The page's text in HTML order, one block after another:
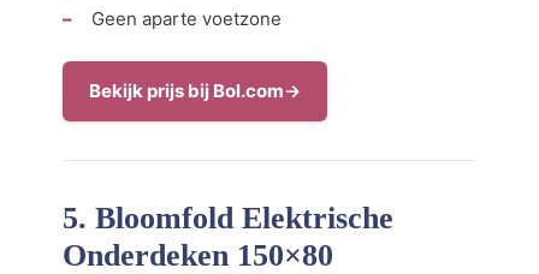
Geen aparte voetzone
Bekijk prijs bij Bol.com
5. Bloomfold Elektrische
Onderdeken 150×80